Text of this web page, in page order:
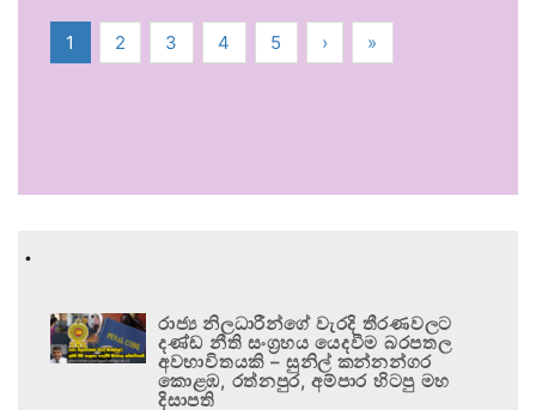
1 2 3 4 5 › »
.
රාජ්‍ය නිලධාරීන්ගේ වැරදි තීරණවලට
දණ්ඩ නීති සංග්‍රහය යෙදවීම බරපතල
අවභාවිතයකි – සුනිල් කන්නන්ගර
කොළඹ, රත්නපුර, අම්පාර හිටපු මහ
දිසාපති